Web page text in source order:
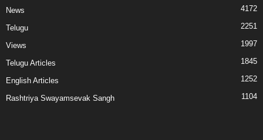
News 4172
Telugu 2251
Views 1997
Telugu Articles 1845
English Articles 1252
Rashtriya Swayamsevak Sangh 1104